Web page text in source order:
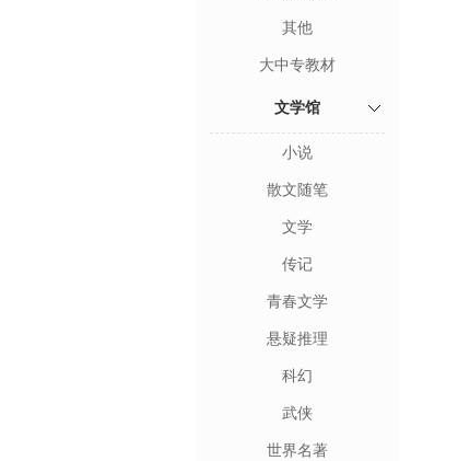
其他
大中专教材
文学馆
小说
散文随笔
文学
传记
青春文学
悬疑推理
科幻
武侠
世界名著